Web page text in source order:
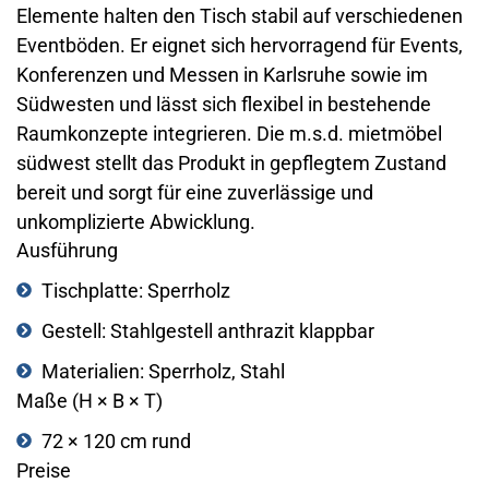
Elemente halten den Tisch stabil auf verschiedenen
Eventböden. Er eignet sich hervorragend für Events,
Konferenzen und Messen in Karlsruhe sowie im
Südwesten und lässt sich flexibel in bestehende
Raumkonzepte integrieren. Die m.s.d. mietmöbel
südwest stellt das Produkt in gepflegtem Zustand
bereit und sorgt für eine zuverlässige und
unkomplizierte Abwicklung.
Ausführung
Tischplatte: Sperrholz
Gestell: Stahlgestell anthrazit klappbar
Materialien: Sperrholz, Stahl
Maße (H × B × T)
72 × 120 cm rund
Preise